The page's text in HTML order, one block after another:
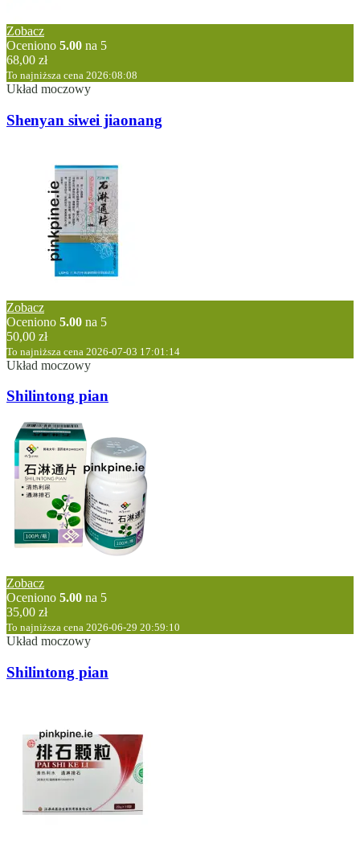
Zobacz
Oceniono 5.00 na 5
68,00 zł
To najniższa cena 2026:08:08
Układ moczowy
Shenyan siwei jiaonang
Zobacz
Oceniono 5.00 na 5
50,00 zł
To najniższa cena 2026-07-03 17:01:14
Układ moczowy
Shilintong pian
Zobacz
Oceniono 5.00 na 5
35,00 zł
To najniższa cena 2026-06-29 20:59:10
Układ moczowy
Shilintong pian